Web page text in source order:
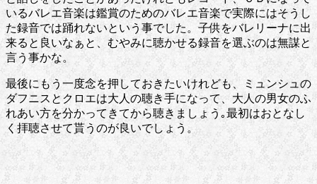
いるバレエ音楽は鑑賞のためのバレエ音楽で実際にはそうし
た録音では踊れないという事でした。子供をバレリーナに出
来ると良いなぁと、むやみに聴かせる録音を選ぶのは無謀と
言う事かな。
最後にもう一度念を押しておきたいけれども、ミュンシュの
ダフニスとクロエは大人の聴き手になって、大人の男女のふ
れあい方を分かってきてから聴きましょう｡最初はおとなし
く拝聴させて貰うのが良いでしょう。